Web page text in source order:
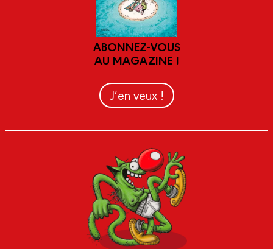
ABONNEZ-VOUS
AU MAGAZINE !
J’en veux !